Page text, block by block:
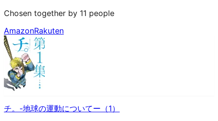
Chosen together by 11 people
AmazonRakuten
チ。-地球の運動についてー（1）